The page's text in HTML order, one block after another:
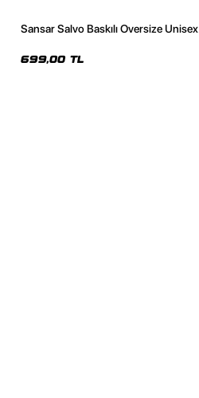
Sansar Salvo Baskılı Oversize Unisex
699,00 TL